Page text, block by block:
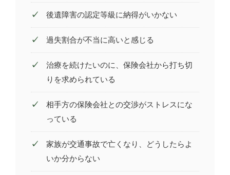
後遺障害の認定等級に納得がいかない
過失割合が不当に高いと感じる
治療を続けたいのに、保険会社から打ち切
りを求められている
相手方の保険会社との交渉がストレスにな
っている
家族が交通事故で亡くなり、どうしたらよ
いか分からない